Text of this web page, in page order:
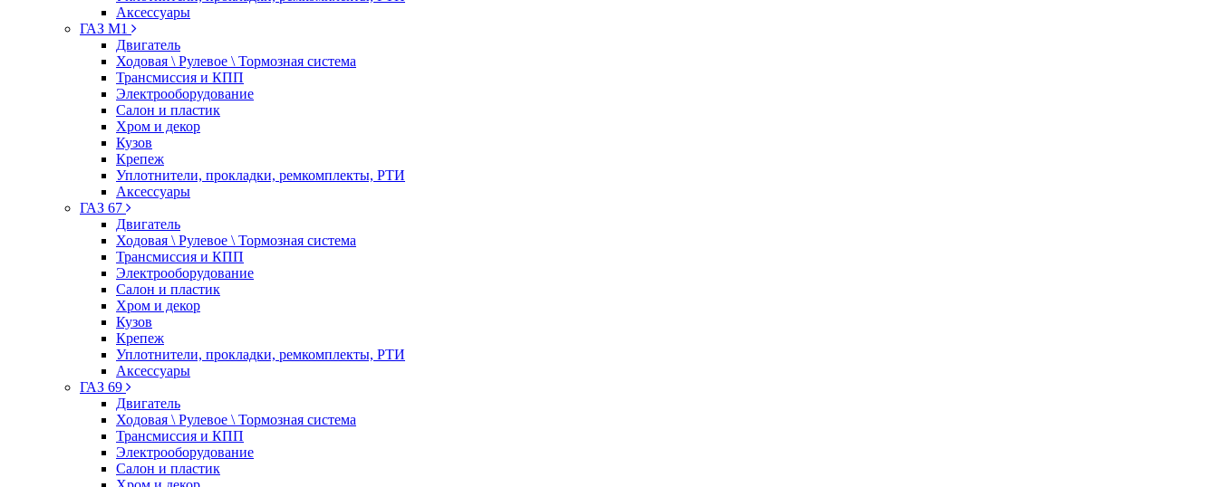
Аксессуары
ГАЗ М1
Двигатель
Ходовая \ Рулевое \ Тормозная система
Трансмиссия и КПП
Электрооборудование
Салон и пластик
Хром и декор
Кузов
Крепеж
Уплотнители, прокладки, ремкомплекты, РТИ
Аксессуары
ГАЗ 67
Двигатель
Ходовая \ Рулевое \ Тормозная система
Трансмиссия и КПП
Электрооборудование
Салон и пластик
Хром и декор
Кузов
Крепеж
Уплотнители, прокладки, ремкомплекты, РТИ
Аксессуары
ГАЗ 69
Двигатель
Ходовая \ Рулевое \ Тормозная система
Трансмиссия и КПП
Электрооборудование
Салон и пластик